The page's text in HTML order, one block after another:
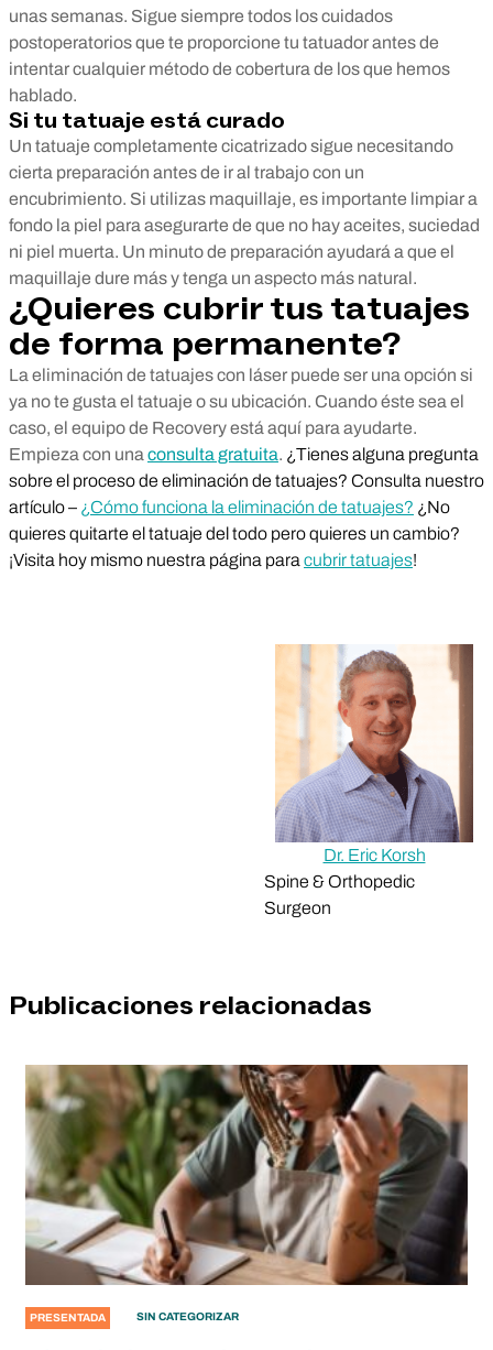
unas semanas. Sigue siempre todos los cuidados
postoperatorios que te proporcione tu tatuador antes de
intentar cualquier método de cobertura de los que hemos
hablado.
Si tu tatuaje está curado
Un tatuaje completamente cicatrizado sigue necesitando
cierta preparación antes de ir al trabajo con un
encubrimiento. Si utilizas maquillaje, es importante limpiar a
fondo la piel para asegurarte de que no hay aceites, suciedad
ni piel muerta. Un minuto de preparación ayudará a que el
maquillaje dure más y tenga un aspecto más natural.
¿Quieres cubrir tus tatuajes
de forma permanente?
La eliminación de tatuajes con láser puede ser una opción si
ya no te gusta el tatuaje o su ubicación. Cuando éste sea el
caso, el equipo de Recovery está aquí para ayudarte.
Empieza con una consulta gratuita. ¿Tienes alguna pregunta
sobre el proceso de eliminación de tatuajes? Consulta nuestro
artículo – ¿Cómo funciona la eliminación de tatuajes? ¿No
quieres quitarte el tatuaje del todo pero quieres un cambio?
¡Visita hoy mismo nuestra página para cubrir tatuajes!
Dr. Eric Korsh
Spine & Orthopedic
Surgeon
Publicaciones relacionadas
PRESENTADA SIN CATEGORIZAR